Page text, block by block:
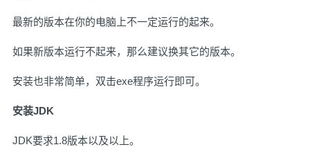
最新的版本在你的电脑上不一定运行的起来。
如果新版本运行不起来，那么建议换其它的版本。
安装也非常简单，双击exe程序运行即可。
安装JDK
JDK要求1.8版本以及以上。